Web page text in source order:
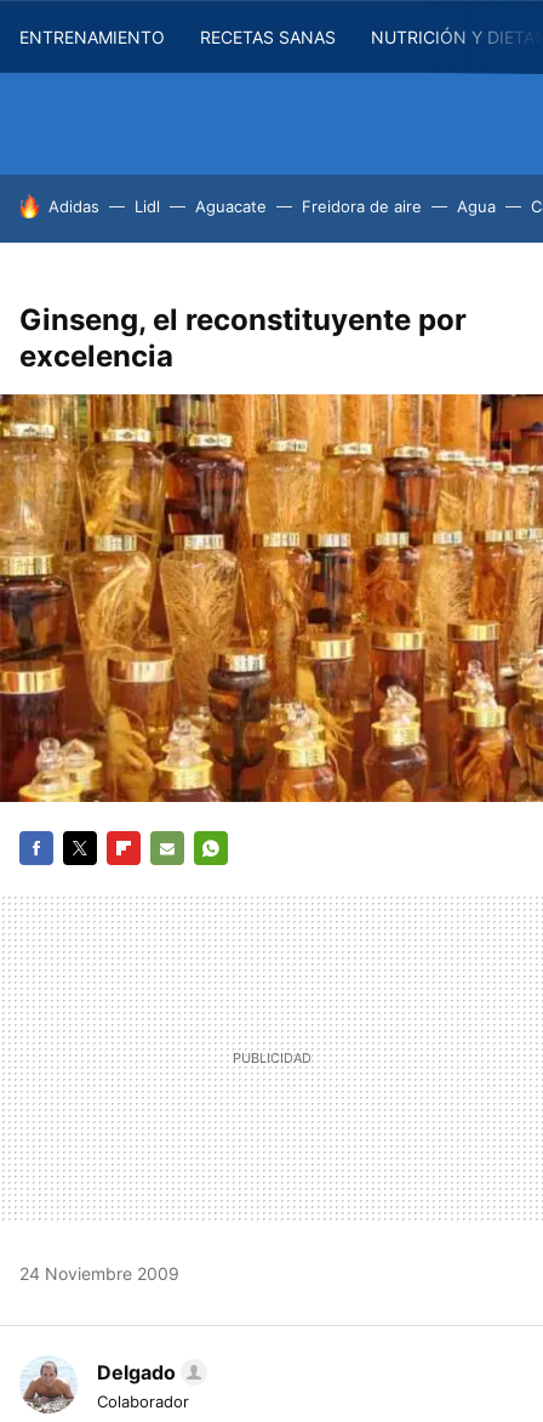
ENTRENAMIENTO RECETAS SANAS NUTRICIÓN Y
HOY SE HABLA DE
Adidas Lidl Aguacate Freidora de aire Agua
Ginseng, el reconstituyente por
excelencia
MAIL
24 Noviembre 2009
Delgado
Colaborador